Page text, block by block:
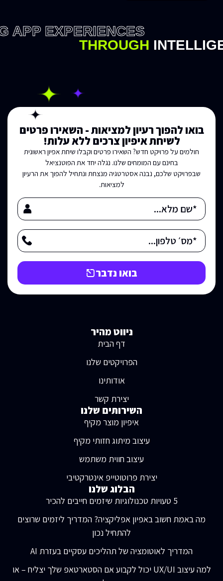
APP EXPERIENCES
THROUGH
בואו להפוך רעיון למציאות - השאירו פרטים
לשיחת איפיון צרכים ללא עלות!
חולמים על פרויקט חדש? השאירו פרטים וקבלו שיחת אפיון ראשונית
בחינם עם המומחים שלנו. נגלה יחד את הפוטנציאל
שבפרויקט שלכם, נבנה אסטרטגיה מנצחת ונתחיל להפוך את הרעיון
למציאות.
בואו נדבר
ניווט מהיר
דף הבית
הפרויקטים שלנו
אודותינו
יצירת קשר
השירותים שלנו
איפיון מוצר מקיף
עיצוב מיתוג חזותי מקיף
עיצוב חווית משתמש
יצירת פרוטוטייפ אינטרקטיבי
הבלוג שלנו
5 טעויות טכנולוגיות שיזמים חייבים להכיר
מה באמת חשוב באפיון אפליקציה? המדריך ליזמים שרוצים
להתחיל נכון
המדריך לאוטומציה של תהליכים עסקיים בעזרת AI
למה עיצוב UX/UI יכול לקבוע אם הסטארטאפ שלך יצליח – או